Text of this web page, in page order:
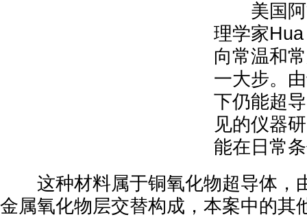
美国阿
理学家
向常温和
一大步。
下仍能超
见的仪器
能在日常
这种材料属于铜氧化物超导体，
金属氧化物层交替构成，本案中的其